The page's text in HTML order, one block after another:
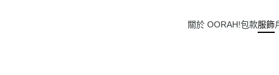
關於 OORAH!包款服飾